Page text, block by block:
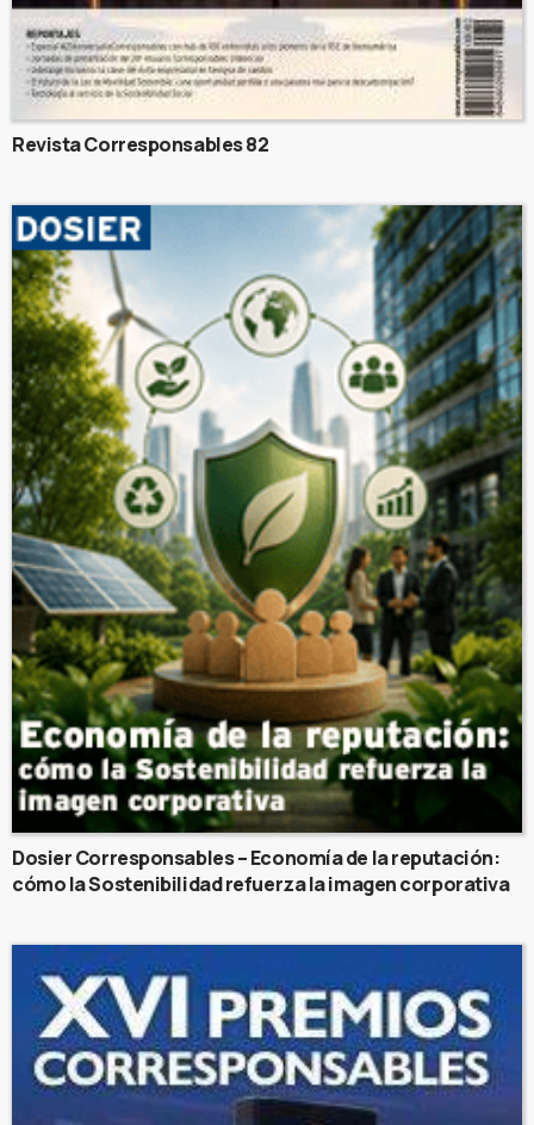
Revista Corresponsables 82
Dosier Corresponsables – Economía de la reputación:
cómo la Sostenibilidad refuerza la imagen corporativa